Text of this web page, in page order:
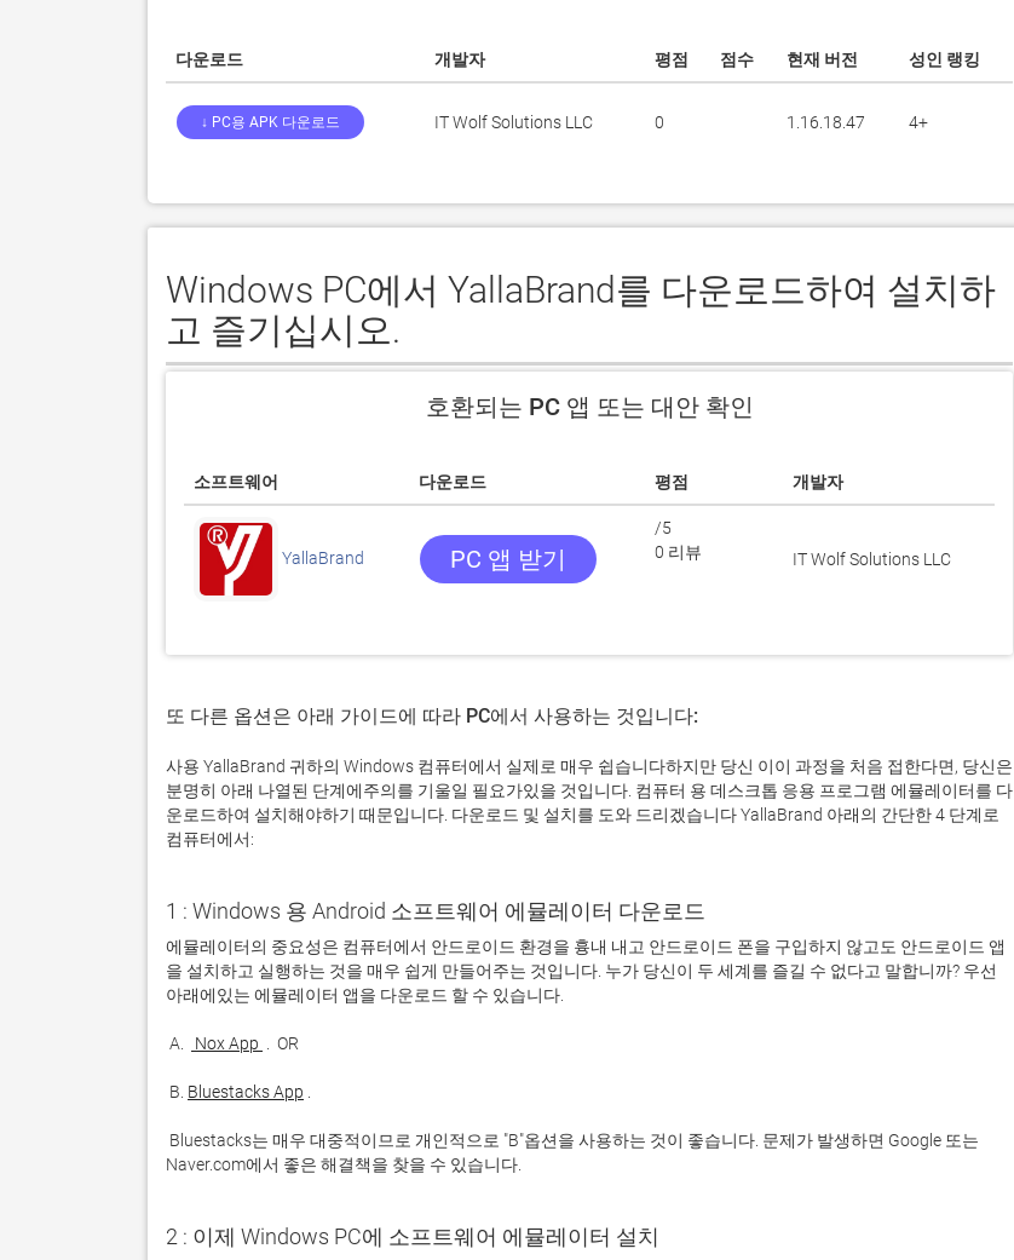
다운로드 개발자 평점 점수 현재 버전 성인 랭킹
↓ PC용 APK 다운로드 IT Wolf Solutions LLC 0 1.16.18.47 4+
Windows PC에서 YallaBrand를 다운로드하여 설치하
고 즐기십시오.
호환되는 PC 앱 또는 대안 확인
소프트웨어 다운로드 평점 개발자
YallaBrand PC 앱 받기
/5
0 리뷰
IT Wolf Solutions LLC
또 다른 옵션은 아래 가이드에 따라 PC에서 사용하는 것입니다:
사용 YallaBrand 귀하의 Windows 컴퓨터에서 실제로 매우 쉽습니다하지만 당신 이이 과정을 처음 접한다면, 당신은
분명히 아래 나열된 단계에주의를 기울일 필요가있을 것입니다. 컴퓨터 용 데스크톱 응용 프로그램 에뮬레이터를 다
운로드하여 설치해야하기 때문입니다. 다운로드 및 설치를 도와 드리겠습니다 YallaBrand 아래의 간단한 4 단계로
컴퓨터에서:
1 : Windows 용 Android 소프트웨어 에뮬레이터 다운로드
에뮬레이터의 중요성은 컴퓨터에서 안드로이드 환경을 흉내 내고 안드로이드 폰을 구입하지 않고도 안드로이드 앱
을 설치하고 실행하는 것을 매우 쉽게 만들어주는 것입니다. 누가 당신이 두 세계를 즐길 수 없다고 말합니까? 우선
A. Nox App
B. Bluestacks App
Naver.com에서 좋은 해결책을 찾을 수 있습니다.
2 : 이제 Windows PC에 소프트웨어 에뮬레이터 설치